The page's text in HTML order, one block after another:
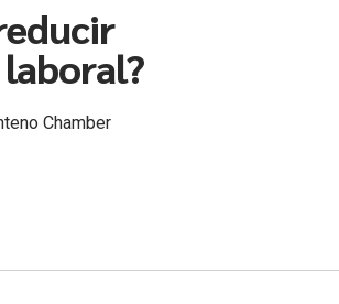
Chamber